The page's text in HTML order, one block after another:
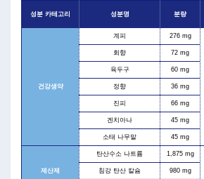
성분 카테고리 성분명 분량
건강생약
계피 276 mg
회향 72 mg
육두구 60 mg
정향 36 mg
진피 66 mg
겐치아나 45 mg
소태 나무말 45 mg
제산제
탄산수소 나트륨
1,875 mg
침강 탄산 칼슘 980 mg